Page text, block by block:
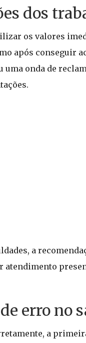
dos
os valores
após conseguir
uma onda de
a
atendimento
erro no
a